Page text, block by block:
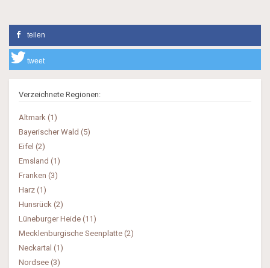
teilen
tweet
Verzeichnete Regionen:
Altmark (1)
Bayerischer Wald (5)
Eifel (2)
Emsland (1)
Franken (3)
Harz (1)
Hunsrück (2)
Lüneburger Heide (11)
Mecklenburgische Seenplatte (2)
Neckartal (1)
Nordsee (3)